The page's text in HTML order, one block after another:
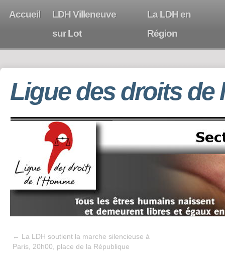
Accueil
LDH Villeneuve
sur Lot
La LDH en
Région
Ligue des droits de
← La LDH soutient la marche silencieuse à
Paris, 20h00, place de la République